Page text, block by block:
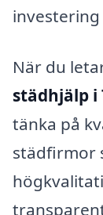
När du
städhjälp i
tänka på
städfirmor